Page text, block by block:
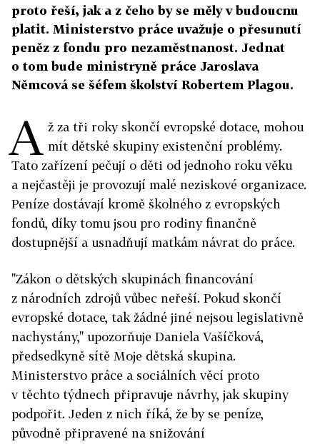
proto řeší, jak a z čeho by se měly v budoucnu
platit. Ministerstvo práce uvažuje o přesunutí
peněz z fondu pro nezaměstnanost. Jednat
o tom bude ministryně práce Jaroslava
Němcová se šéfem školství Robertem Plagou.
A ž za tři roky skončí evropské dotace, mohou
mít dětské skupiny existenční problémy.
Tato zařízení pečují o děti od jednoho roku věku
a nejčastěji je provozují malé neziskové organizace.
Peníze dostávají kromě školného z evropských
fondů, díky tomu jsou pro rodiny finančně
dostupnější a usnadňují matkám návrat do práce.
"Zákon o dětských skupinách financování
z národních zdrojů vůbec neřeší. Pokud skončí
evropské dotace, tak žádné jiné nejsou legislativně
nachystány," upozorňuje Daniela Vašíčková,
předsedkyně sítě Moje dětská skupina.
Ministerstvo práce a sociálních věcí proto
v těchto týdnech připravuje návrhy, jak skupiny
podpořit. Jeden z nich říká, že by se peníze,
původně připravené na snižování